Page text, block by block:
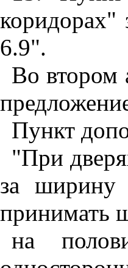
коридорах"
6.9".
Во втором
Пункт
"При
за ширину
принимать
на